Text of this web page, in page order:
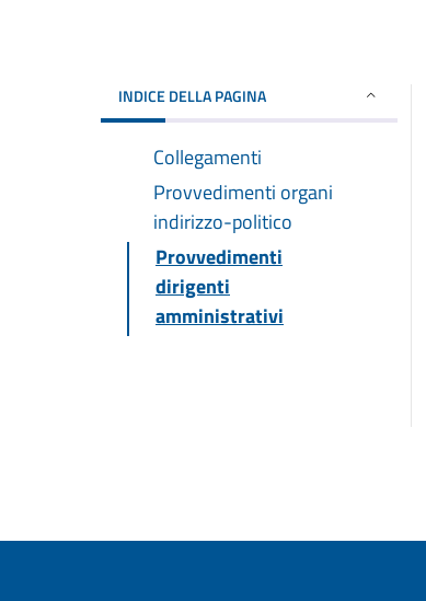
INDICE DELLA PAGINA
Collegamenti
Provvedimenti organi
indirizzo-politico
Provvedimenti
dirigenti
amministrativi